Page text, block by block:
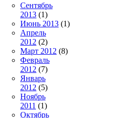
Сентябрь
2013 (1)
Июнь 2013 (1)
Апрель
2012 (2)
Март 2012 (8)
Февраль
2012 (7)
Январь
2012 (5)
Ноябрь
2011 (1)
Октябрь